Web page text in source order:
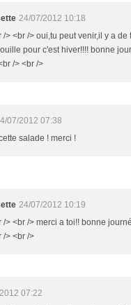
24/07/2012 10:18
/> <br /> oui,tu peut venir,il y a de
pour c'est hiver!!!! bonne
/> <br />
07/2012 07:38
salade ! merci !
24/07/2012 10:19
/> <br /> merci a toi!! bonne
/> <br />
07:22